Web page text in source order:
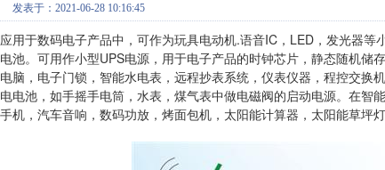
发表于：2021-06-28 10:16:45
应用于数码电子产品中，可作为玩具电动机.语音IC，LED，发光器
电池。可用作小型UPS电源，用于电子产品的时钟芯片，静态随机
电脑，电子门锁，智能水电表，远程抄表系统，仪表仪器，程控交
电电池，如手摇手电筒，水表，煤气表中做电磁阀的启动电源。在智
手机，汽车音响，数码功放，烤面包机，太阳能计算器，太阳能草坪